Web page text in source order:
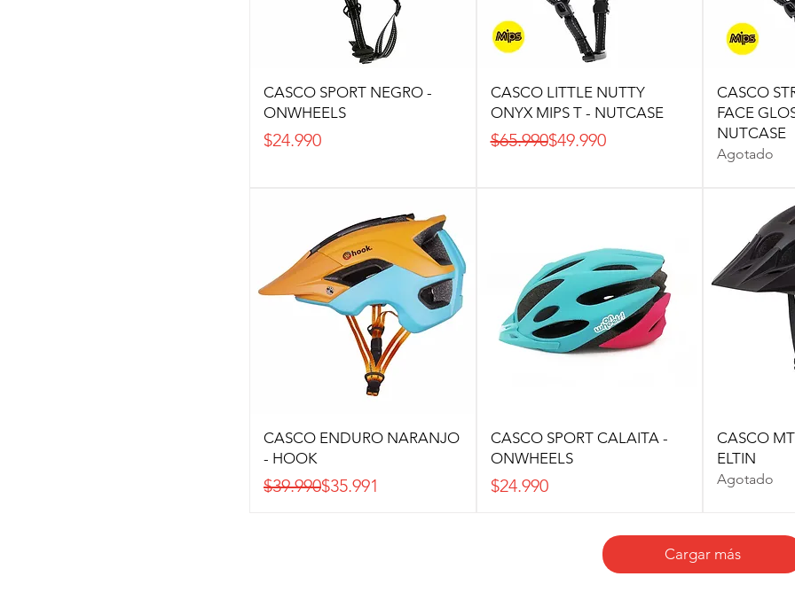
CASCO SPORT NEGRO -
ONWHEELS
Precio
$24.990
CASCO LITTLE NUTTY
ONYX MIPS T - NUTCASE
Precio
$65.990
Precio de oferta
$49.990
CASCO
FACE
NUTCASE
Agotado
CASCO ENDURO NARANJO
- HOOK
Precio
$39.990
Precio de oferta
$35.991
CASCO SPORT CALAITA -
ONWHEELS
Precio
$24.990
CASCO
ELTIN
Agotado
Cargar más